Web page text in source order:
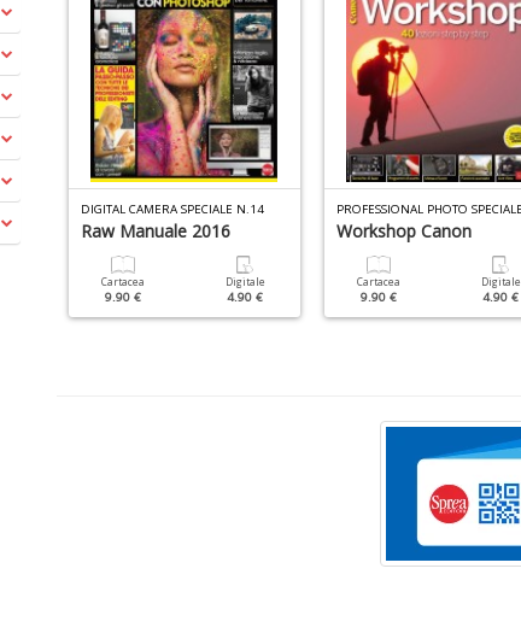
DIGITAL CAMERA SPECIALE N.14
Raw Manuale 2016
Cartacea
9.90 €
Digitale
4.90 €
Workshop Canon
Cartacea
9.90 €
Digitale
4.90 €